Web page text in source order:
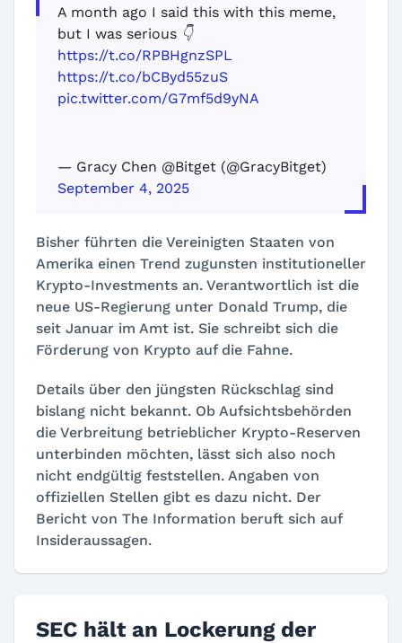
A month ago I said this with this meme,
but I was serious 👇
https://t.co/RPBHgnzSPL
https://t.co/bCByd55zuS
pic.twitter.com/G7mf5d9yNA
— Gracy Chen @Bitget (@GracyBitget)
September 4, 2025
Bisher führten die Vereinigten Staaten von
Amerika einen Trend zugunsten institutioneller
Krypto-Investments an. Verantwortlich ist die
neue US-Regierung unter Donald Trump, die
seit Januar im Amt ist. Sie schreibt sich die
Förderung von Krypto auf die Fahne.
Details über den jüngsten Rückschlag sind
bislang nicht bekannt. Ob Aufsichtsbehörden
die Verbreitung betrieblicher Krypto-Reserven
unterbinden möchten, lässt sich also noch
nicht endgültig feststellen. Angaben von
offiziellen Stellen gibt es dazu nicht. Der
Bericht von The Information beruft sich auf
Insideraussagen.
SEC hält an Lockerung der